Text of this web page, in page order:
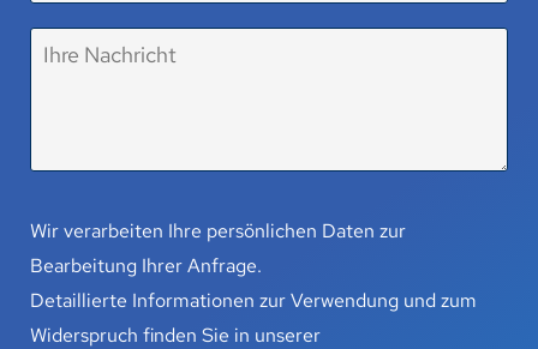
Wir verarbeiten Ihre persönlichen Daten zur
Bearbeitung Ihrer Anfrage.
Detaillierte Informationen zur Verwendung und zum
Widerspruch finden Sie in unserer